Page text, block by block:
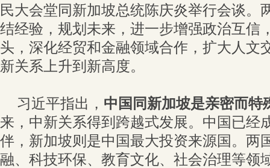
民大会堂同新加坡总统陈庆炎举行会谈。
结经验，规划未来，进一步增强政治互信
头，深化经贸和金融领域合作，扩大人文
新关系上升到新高度。
习近平指出， 中国同新加坡是亲密而特
来，中新关系得到跨越式发展。中国已经
伴，新加坡则是中国最大投资来源国。两
融、科技环保、教育文化、社会治理等领